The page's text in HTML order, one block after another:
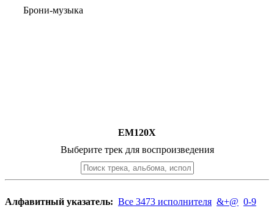
Брони-музыка
EM120X
Выберите трек для воспроизведения
Алфавитный указатель: Все 3473 исполнителя &+@ 0-9